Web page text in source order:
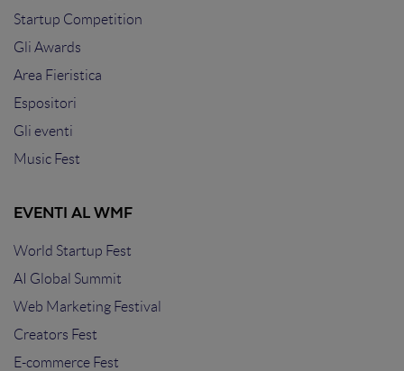
Startup Competition
Gli Awards
Area Fieristica
Espositori
Gli eventi
Music Fest
EVENTI AL WMF
World Startup Fest
AI Global Summit
Web Marketing Festival
Creators Fest
E-commerce Fest